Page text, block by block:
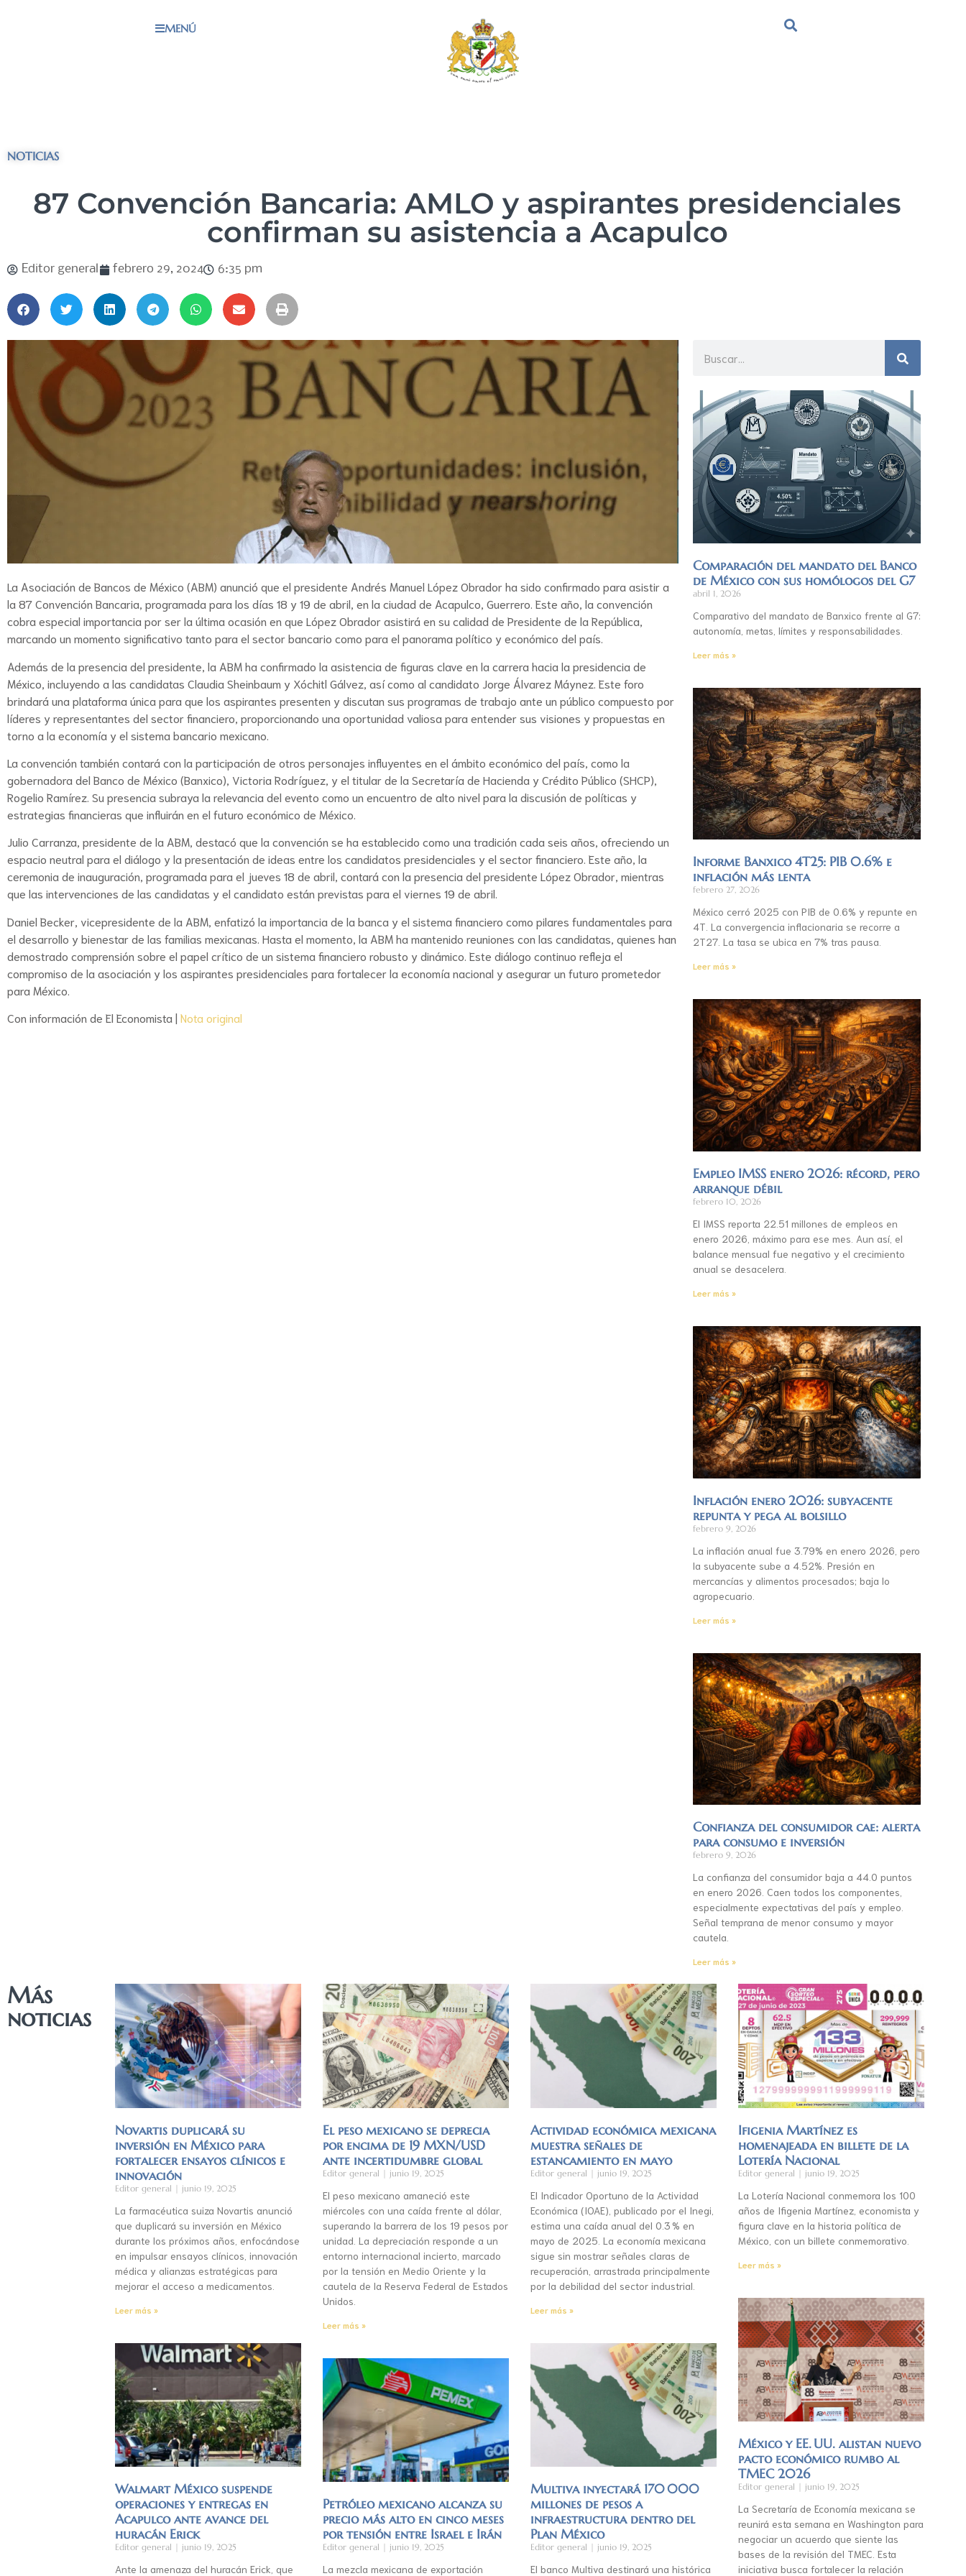
MENÚ
NOTICIAS
87 Convención Bancaria: AMLO y aspirantes presidenciales
confirman su asistencia a Acapulco
Editor general febrero 29, 2024 6:35 pm
La Asociación de Bancos de México (ABM) anunció que el presidente Andrés Manuel López Obrador ha sido confirmado para asistir a
la 87 Convención Bancaria, programada para los días 18 y 19 de abril, en la ciudad de Acapulco, Guerrero. Este año, la convención
cobra especial importancia por ser la última ocasión en que López Obrador asistirá en su calidad de Presidente de la República,
marcando un momento significativo tanto para el sector bancario como para el panorama político y económico del país.
Además de la presencia del presidente, la ABM ha confirmado la asistencia de figuras clave en la carrera hacia la presidencia de
México, incluyendo a las candidatas Claudia Sheinbaum y Xóchitl Gálvez, así como al candidato Jorge Álvarez Máynez. Este foro
brindará una plataforma única para que los aspirantes presenten y discutan sus programas de trabajo ante un público compuesto por
líderes y representantes del sector financiero, proporcionando una oportunidad valiosa para entender sus visiones y propuestas en
torno a la economía y el sistema bancario mexicano.
La convención también contará con la participación de otros personajes influyentes en el ámbito económico del país, como la
gobernadora del Banco de México (Banxico), Victoria Rodríguez, y el titular de la Secretaría de Hacienda y Crédito Público (SHCP),
Rogelio Ramírez. Su presencia subraya la relevancia del evento como un encuentro de alto nivel para la discusión de políticas y
estrategias financieras que influirán en el futuro económico de México.
Julio Carranza, presidente de la ABM, destacó que la convención se ha establecido como una tradición cada seis años, ofreciendo un
espacio neutral para el diálogo y la presentación de ideas entre los candidatos presidenciales y el sector financiero. Este año, la
ceremonia de inauguración, programada para el jueves 18 de abril, contará con la presencia del presidente López Obrador, mientras
que las intervenciones de las candidatas y el candidato están previstas para el viernes 19 de abril.
Daniel Becker, vicepresidente de la ABM, enfatizó la importancia de la banca y el sistema financiero como pilares fundamentales para
el desarrollo y bienestar de las familias mexicanas. Hasta el momento, la ABM ha mantenido reuniones con las candidatas, quienes han
demostrado comprensión sobre el papel crítico de un sistema financiero robusto y dinámico. Este diálogo continuo refleja el
compromiso de la asociación y los aspirantes presidenciales para fortalecer la economía nacional y asegurar un futuro prometedor
para México.
Con información de El Economista | Nota original
Comparación del mandato del Banco
de México con sus homólogos del G7
abril 1, 2026
Comparativo del mandato de Banxico frente al G7:
autonomía, metas, límites y responsabilidades.
Leer más »
Informe Banxico 4T25: PIB 0.6% e
inflación más lenta
febrero 27, 2026
México cerró 2025 con PIB de 0.6% y repunte en
4T. La convergencia inflacionaria se recorre a
2T27. La tasa se ubica en 7% tras pausa.
Leer más »
Empleo IMSS enero 2026: récord, pero
arranque débil
febrero 10, 2026
El IMSS reporta 22.51 millones de empleos en
enero 2026, máximo para ese mes. Aun así, el
balance mensual fue negativo y el crecimiento
anual se desacelera.
Leer más »
Inflación enero 2026: subyacente
repunta y pega al bolsillo
febrero 9, 2026
La inflación anual fue 3.79% en enero 2026, pero
la subyacente sube a 4.52%. Presión en
mercancías y alimentos procesados; baja lo
agropecuario.
Leer más »
Confianza del consumidor cae: alerta
para consumo e inversión
febrero 9, 2026
La confianza del consumidor baja a 44.0 puntos
en enero 2026. Caen todos los componentes,
especialmente expectativas del país y empleo.
Señal temprana de menor consumo y mayor
cautela.
Leer más »
Más
noticias
Novartis duplicará su
inversión en México para
fortalecer ensayos clínicos e
innovación
Editor general junio 19, 2025
La farmacéutica suiza Novartis anunció
que duplicará su inversión en México
durante los próximos años, enfocándose
en impulsar ensayos clínicos, innovación
médica y alianzas estratégicas para
mejorar el acceso a medicamentos.
Leer más »
El peso mexicano se deprecia
por encima de 19 MXN/USD
ante incertidumbre global
Editor general junio 19, 2025
El peso mexicano amaneció este
miércoles con una caída frente al dólar,
superando la barrera de los 19 pesos por
unidad. La depreciación responde a un
entorno internacional incierto, marcado
por la tensión en Medio Oriente y la
cautela de la Reserva Federal de Estados
Unidos.
Leer más »
Actividad económica mexicana
muestra señales de
estancamiento en mayo
Editor general junio 19, 2025
El Indicador Oportuno de la Actividad
Económica (IOAE), publicado por el Inegi,
estima una caída anual del 0.3 % en
mayo de 2025. La economía mexicana
sigue sin mostrar señales claras de
recuperación, arrastrada principalmente
por la debilidad del sector industrial.
Leer más »
Ifigenia Martínez es
homenajeada en billete de la
Lotería Nacional
Editor general junio 19, 2025
La Lotería Nacional conmemora los 100
años de Ifigenia Martínez, economista y
figura clave en la historia política de
México, con un billete conmemorativo.
Leer más »
Walmart México suspende
operaciones y entregas en
Acapulco ante avance del
huracán Erick
Editor general junio 19, 2025
Ante la amenaza del huracán Erick, que
Petróleo mexicano alcanza su
precio más alto en cinco meses
por tensión entre Israel e Irán
Editor general junio 19, 2025
La mezcla mexicana de exportación
Multiva inyectará 170 000
millones de pesos a
infraestructura dentro del
Plan México
Editor general junio 19, 2025
El banco Multiva destinará una histórica
México y EE. UU. alistan nuevo
pacto económico rumbo al
TMEC 2026
Editor general junio 19, 2025
La Secretaría de Economía mexicana se
reunirá esta semana en Washington para
negociar un acuerdo que siente las
bases de la revisión del TMEC. Esta
iniciativa busca fortalecer la relación